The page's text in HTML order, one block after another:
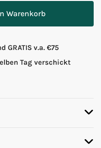
Warenkorb
GRATIS v.a. €75
Tag verschickt